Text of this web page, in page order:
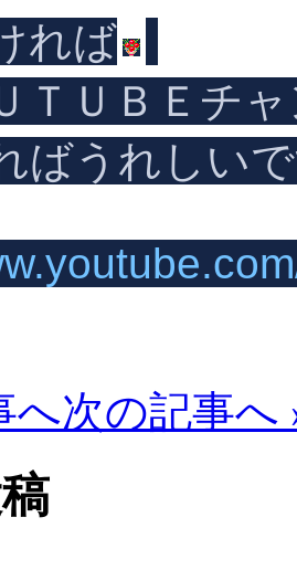
れば
ＴＵＢＥチ
ばうれしい
へ次の記事へ